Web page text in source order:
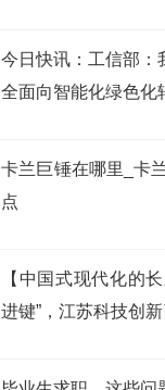
今日快讯：工信部：
全面向智能化绿色化
卡兰巨锤在哪里_卡
点
【中国式现代化的
进键”，江苏科技创